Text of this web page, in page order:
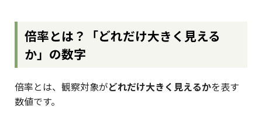
倍率とは？「どれだけ大きく見える
か」の数字
倍率とは、観察対象がどれだけ大きく見えるかを表す
数値です。